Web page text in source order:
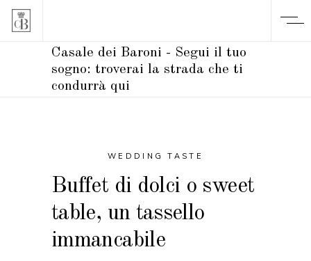
Casale dei Baroni - Segui il tuo
sogno: troverai la strada che ti
condurrà qui
WEDDING TASTE
Buffet di dolci o sweet
table, un tassello
immancabile